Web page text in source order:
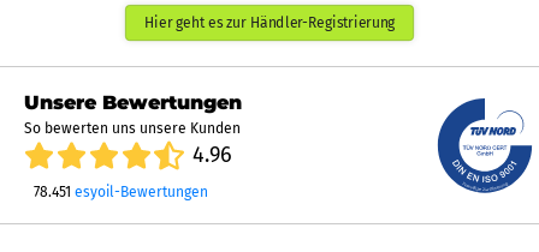
Hier geht es zur Händler-Registrierung
Unsere Bewertungen
So bewerten uns unsere Kunden
4.96
78.451 esyoil-Bewertungen